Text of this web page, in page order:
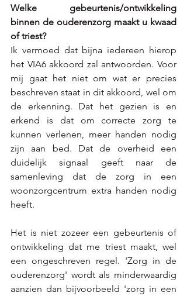
Welke gebeurtenis/ontwikkeling
binnen de ouderenzorg maakt u kwaad
of triest?
Ik vermoed dat bijna iedereen hierop
het VIA6 akkoord zal antwoorden. Voor
mij gaat het niet om wat er precies
beschreven staat in dit akkoord, wel om
de erkenning. Dat het gezien is en
erkend is dat om correcte zorg te
kunnen verlenen, meer handen nodig
zijn aan bed. Dat de overheid een
duidelijk signaal geeft naar de
samenleving dat de zorg in een
woonzorgcentrum extra handen nodig
heeft.
Het is niet zozeer een gebeurtenis of
ontwikkeling dat me triest maakt, wel
een ongeschreven regel. 'Zorg in de
ouderenzorg' wordt als minderwaardig
aanzien dan bijvoorbeeld 'zorg in een